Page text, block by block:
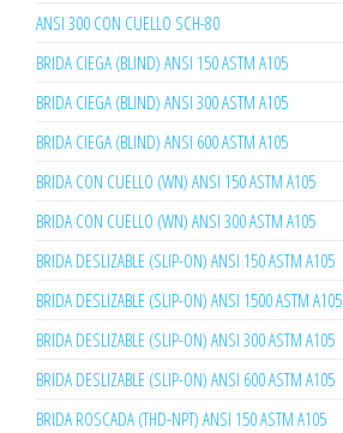
ANSI 300 CON CUELLO SCH-80
BRIDA CIEGA (BLIND) ANSI 150 ASTM A105
BRIDA CIEGA (BLIND) ANSI 300 ASTM A105
BRIDA CIEGA (BLIND) ANSI 600 ASTM A105
BRIDA CON CUELLO (WN) ANSI 150 ASTM A105
BRIDA CON CUELLO (WN) ANSI 300 ASTM A105
BRIDA DESLIZABLE (SLIP-ON) ANSI 150 ASTM A105
BRIDA DESLIZABLE (SLIP-ON) ANSI 1500 ASTM A105
BRIDA DESLIZABLE (SLIP-ON) ANSI 300 ASTM A105
BRIDA DESLIZABLE (SLIP-ON) ANSI 600 ASTM A105
BRIDA ROSCADA (THD-NPT) ANSI 150 ASTM A105